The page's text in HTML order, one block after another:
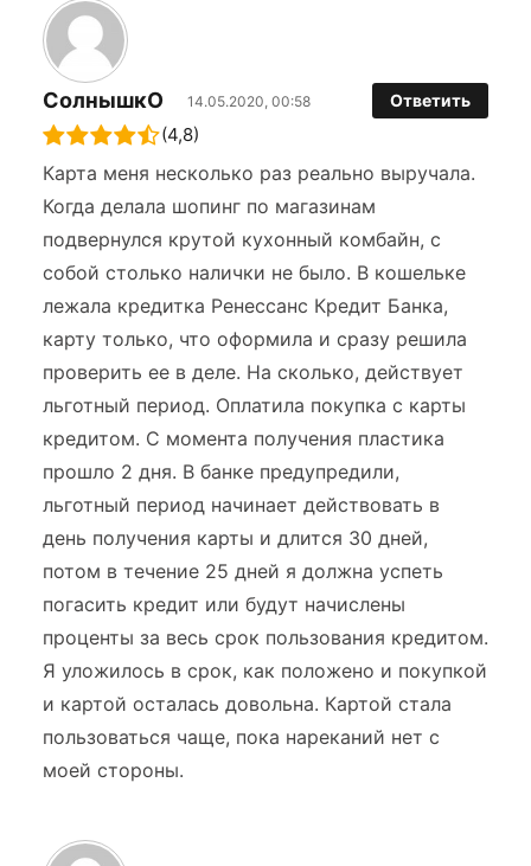
СолнышкО 14.05.2020, 00:58 Ответить
(4,8)
Карта меня несколько раз реально выручала.
Когда делала шопинг по магазинам
подвернулся крутой кухонный комбайн, с
собой столько налички не было. В кошельке
лежала кредитка Ренессанс Кредит Банка,
карту только, что оформила и сразу решила
проверить ее в деле. На сколько, действует
льготный период. Оплатила покупка с карты
кредитом. С момента получения пластика
прошло 2 дня. В банке предупредили,
льготный период начинает действовать в
день получения карты и длится 30 дней,
потом в течение 25 дней я должна успеть
погасить кредит или будут начислены
проценты за весь срок пользования кредитом.
Я уложилось в срок, как положено и покупкой
и картой осталась довольна. Картой стала
пользоваться чаще, пока нареканий нет с
моей стороны.